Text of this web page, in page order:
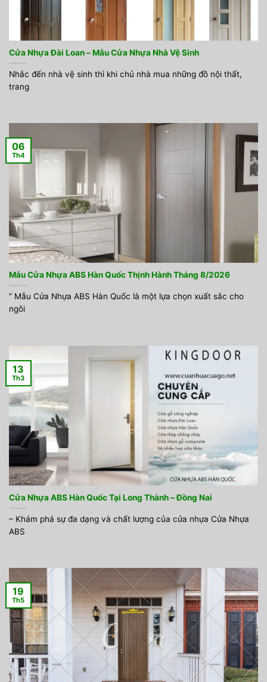
Cửa Nhựa Đài Loan – Mẫu Cửa Nhựa Nhà Vệ Sinh
Nhắc đến nhà vệ sinh thì khi chủ nhà mua những đồ nội thất,
trang
Mẫu Cửa Nhựa ABS Hàn Quốc Thịnh Hành Tháng 8/2026
” Mẫu Cửa Nhựa ABS Hàn Quốc là một lựa chọn xuất sắc cho
ngôi
06
Th4
Cửa Nhựa ABS Hàn Quốc Tại Long Thành – Đồng Nai
– Khám phá sự đa dạng và chất lượng của cửa nhựa Cửa Nhựa
ABS
13
Th3
19
Th5